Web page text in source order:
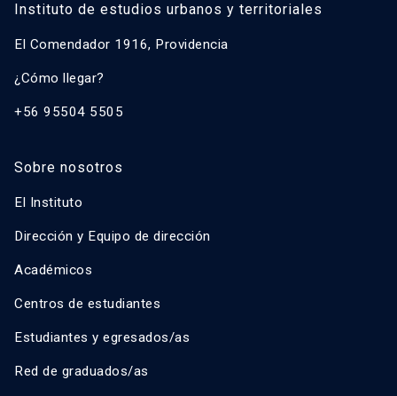
Instituto de estudios urbanos y territoriales
El Comendador 1916, Providencia
¿Cómo llegar?
+56 95504 5505
Sobre nosotros
El Instituto
Dirección y Equipo de dirección
Académicos
Centros de estudiantes
Estudiantes y egresados/as
Red de graduados/as